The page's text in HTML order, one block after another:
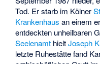
Tod. Er starb im Kölner
Krankenhaus an einem
entdeckten unheilbaren
Seelenamt hieltJoseph
letzte Ruhestätte fand